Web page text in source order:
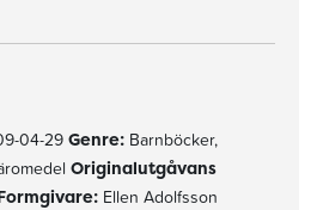
04-29 Genre: Barnböcker,
Originalutgåvans
Ellen Adolfsson